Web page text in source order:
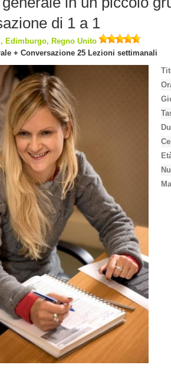
di 1 a 1
Edimburgo, Regno Unito
+ Conversazione 25 Lezioni settimanali